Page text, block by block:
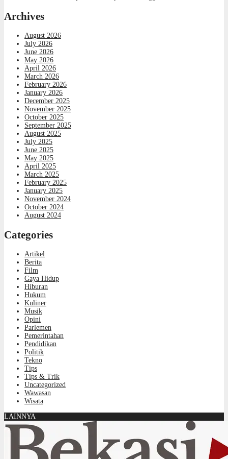
Archives
August 2026
July 2026
June 2026
May 2026
April 2026
March 2026
February 2026
January 2026
December 2025
November 2025
October 2025
September 2025
August 2025
July 2025
June 2025
May 2025
April 2025
March 2025
February 2025
January 2025
November 2024
October 2024
August 2024
Categories
Artikel
Berita
Film
Gaya Hidup
Hiburan
Hukum
Kuliner
Musik
Opini
Parlemen
Pemerintahan
Pendidikan
Politik
Tekno
Tips
Tips & Trik
Uncategorized
Wawasan
Wisata
LAINNYA